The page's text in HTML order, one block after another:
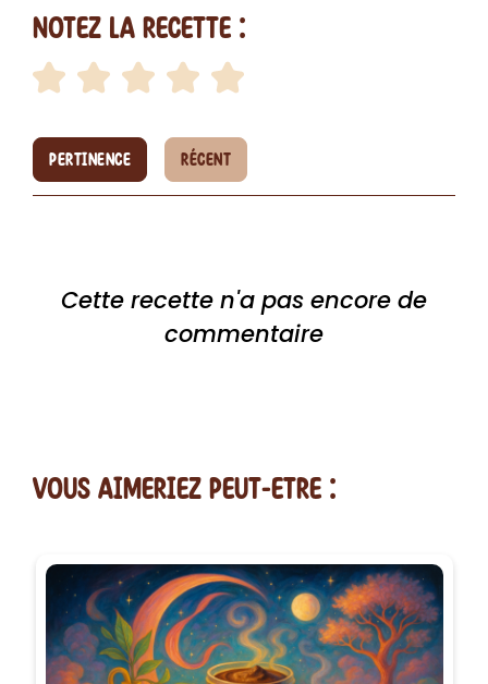
Notez la recette :
PERTINENCE RÉCENT
Cette recette n'a pas encore de
commentaire
vous AIMERiEZ PEUT-ETRE :